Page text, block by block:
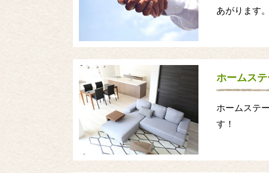
あがります。
ホームス
ホームステ
す！